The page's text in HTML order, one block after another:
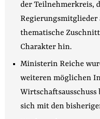
Website
FacebookMastodon
der Teilnehmerkreis,
Regierungsmitglieder
thematische
Charakter hin.
Ministerin Reiche
weiteren möglichen
sich mit den